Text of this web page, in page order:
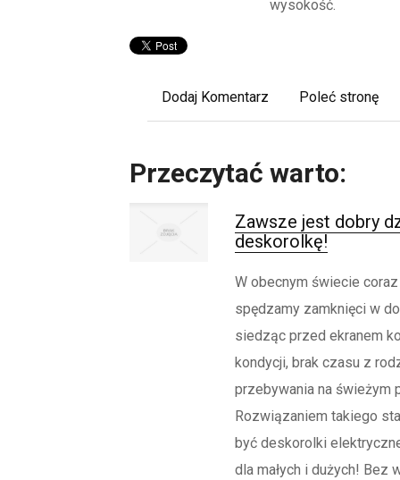
wysokość.
Dodaj Komentarz Poleć stronę
Przeczytać warto:
Zawsze jest dobry
deskorolkę!
W obecnym świecie
spędzamy zamknięci w
siedząc przed ekranem
kondycji, brak czasu z
przebywania na świeżym
Rozwiązaniem takiego
być deskorolki
dla małych i dużych! Bez